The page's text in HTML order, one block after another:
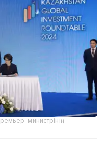
министрінің